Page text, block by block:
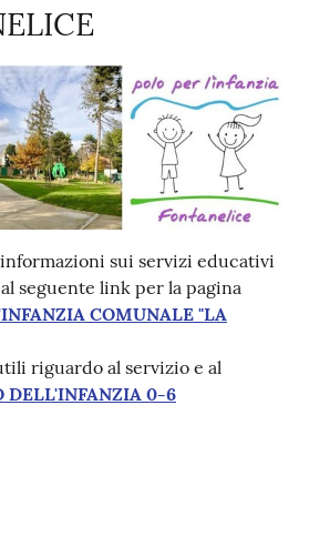
sui servizi educativi
seguente link per la pagina
COMUNALE "LA
riguardo al servizio e al
DELL'INFANZIA 0-6